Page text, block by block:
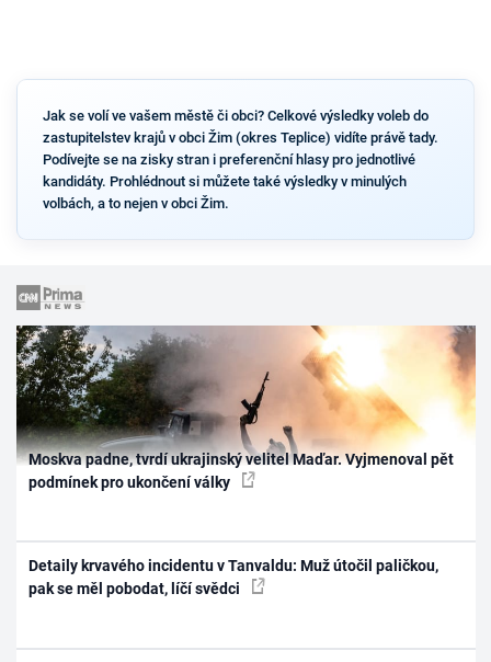
Jak se volí ve vašem městě či obci? Celkové výsledky voleb do
zastupitelstev krajů v obci Žim (okres Teplice) vidíte právě tady.
Podívejte se na zisky stran i preferenční hlasy pro jednotlivé
kandidáty. Prohlédnout si můžete také výsledky v minulých
volbách, a to nejen v obci Žim.
Moskva padne, tvrdí ukrajinský velitel Maďar. Vyjmenoval pět
podmínek pro ukončení války
Detaily krvavého incidentu v Tanvaldu: Muž útočil paličkou,
pak se měl pobodat, líčí svědci